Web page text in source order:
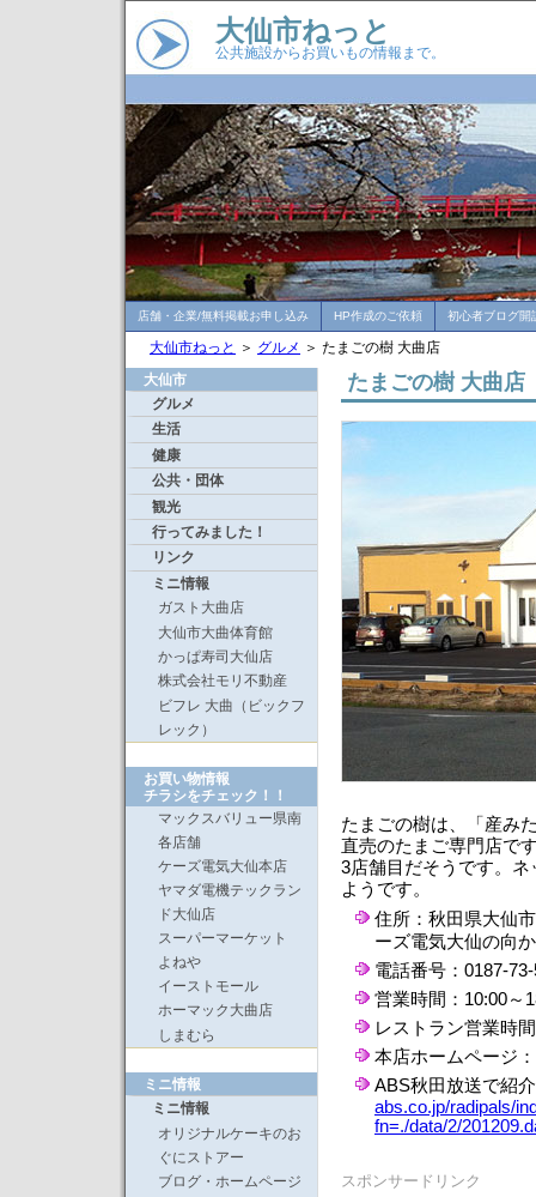
大仙市ねっと
公共施設からお買いもの情報まで。
店舗・企業/無料掲載お申し込み HP作成のご依頼 初心者ブログ開
大仙市ねっと ＞ グルメ ＞ たまごの樹 大曲店
大仙市
グルメ
生活
健康
公共・団体
観光
行ってみました！
リンク
ミニ情報
ガスト大曲店
大仙市大曲体育館
かっぱ寿司大仙店
株式会社モリ不動産
ビフレ 大曲（ビックフ
レック）
お買い物情報
チラシをチェック！！
マックスバリュー県南
各店舗
ケーズ電気大仙本店
ヤマダ電機テックラン
ド大仙店
スーパーマーケット
よねや
イーストモール
ホーマック大曲店
しまむら
ミニ情報
ミニ情報
オリジナルケーキのお
ぐにストアー
ブログ・ホームページ
たまごの樹 大曲店
たまごの樹は、「産み
直売のたまご専門店で
3店舗目だそうです。
ようです。
住所：秋田県大仙
ーズ電気大仙の向
電話番号：0187-
営業時間：10:00～
レストラン営業時
本店ホームページ：
ABS秋田放送で紹
abs.co.jp/radipals/
fn=./data/2/
スポンサードリンク